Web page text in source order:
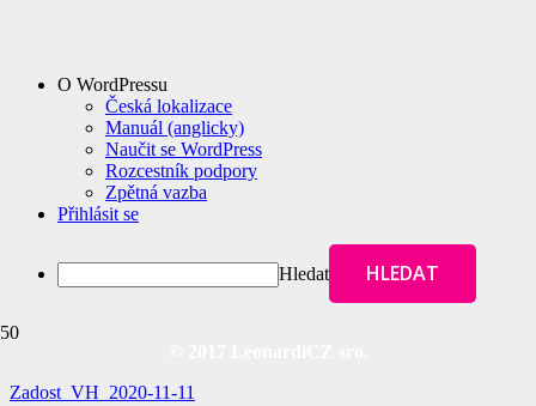
O WordPressu
Česká lokalizace
Manuál (anglicky)
Naučit se WordPress
Rozcestník podpory
Zpětná vazba
Přihlásit se
Hledat
Zadost_VH_2020-11-11